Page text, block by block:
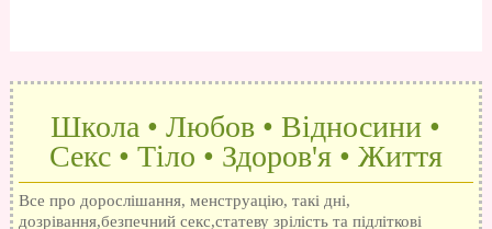
Школа • Любов • Відносини •
Секс • Тіло • Здоров'я • Життя
Все про дорослішання, менструацію, такі дні,
дозрівання,безпечний секс,статеву зрілість та підліткові